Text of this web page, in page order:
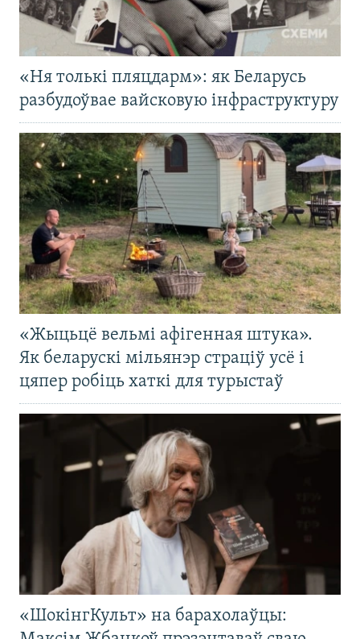
«Ня толькі пляцдарм»: як Беларусь
разбудоўвае вайсковую інфраструктуру
«Жыцьцё вельмі афігенная штука».
Як беларускі мільянэр страціў усё і
цяпер робіць хаткі для турыстаў
«ШокінгКульт» на барахолаўцы: